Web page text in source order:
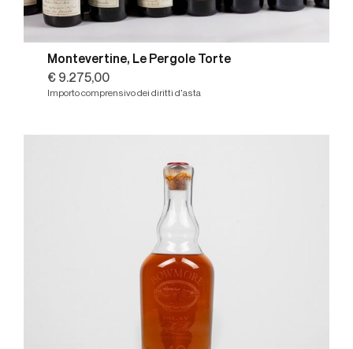
Montevertine, Le Pergole Torte
€ 9.275,00
Importo comprensivo dei diritti d'asta